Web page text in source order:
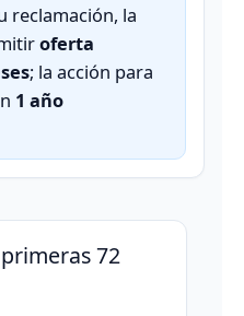
reclamación, la
oferta
; la acción para
1 año
72